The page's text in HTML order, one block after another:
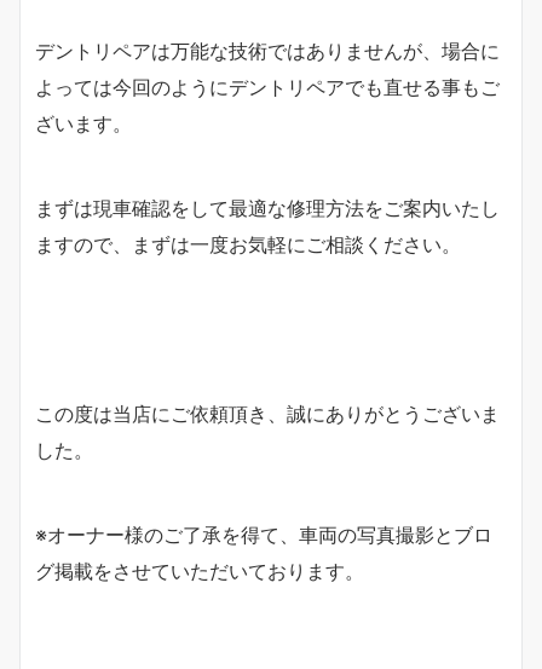
デントリペアは万能な技術ではありませんが、場合に
よっては今回のようにデントリペアでも直せる事もご
ざいます。
まずは現車確認をして最適な修理方法をご案内いたし
ますので、まずは一度お気軽にご相談ください。
この度は当店にご依頼頂き、誠にありがとうございま
した。
※オーナー様のご了承を得て、車両の写真撮影とブロ
グ掲載をさせていただいております。